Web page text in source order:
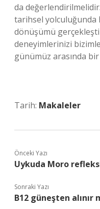
da
tarihsel
dönüşümü
deneyimlerinizi
günümüz arasında
Tarih: Makaleler
Önceki Yazı
Uykuda Moro
Sonraki Yazı
B12 güneşten alınır